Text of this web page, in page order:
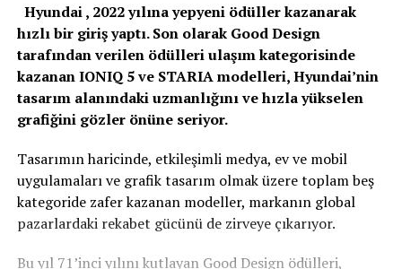
Hyundai , 2022 yılına yepyeni ödüller kazanarak
hızlı bir giriş yaptı. Son olarak Good Design
tarafından verilen ödülleri ulaşım kategorisinde
kazanan IONIQ 5 ve STARIA modelleri, Hyundai’nin
tasarım alanındaki uzmanlığını ve hızla yükselen
grafiğini gözler önüne seriyor.
Tasarımın haricinde, etkileşimli medya, ev ve mobil
uygulamaları ve grafik tasarım olmak üzere toplam beş
kategoride zafer kazanan modeller, markanın global
pazarlardaki rekabet gücünü de zirveye çıkarıyor.
Bu yıl 71’inci yılını kutlayan Good Design ödülleri,